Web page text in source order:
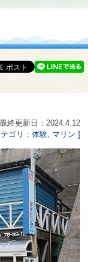
最終更新日：2024.4.12
ゴリ：体験, マリン ]